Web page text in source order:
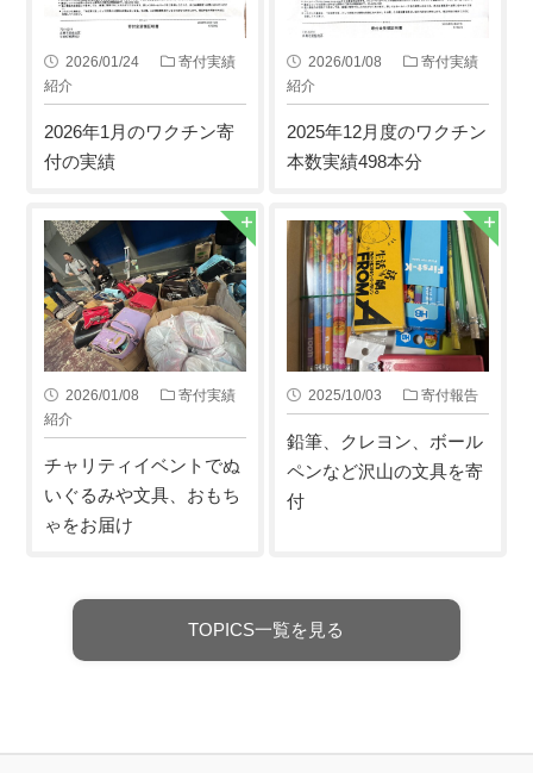
2026/01/24
寄付実績
紹介
2026年1月のワクチン寄
付の実績
2026/01/08
寄付実績
紹介
2025年12月度のワクチン
本数実績498本分
2026/01/08
寄付実績
紹介
チャリティイベントでぬ
いぐるみや文具、おもち
ゃをお届け
2025/10/03 寄付報告
鉛筆、クレヨン、ボール
ペンなど沢山の文具を寄
付
TOPICS一覧を見る